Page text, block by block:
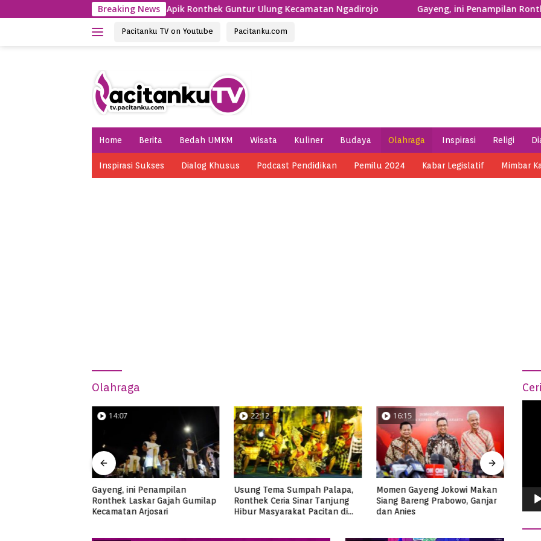
to
Breaking News
Penampilan Apik Ronthek Guntur Ulung Kecamatan Ngadirojo Gayeng, ini Penampilan Ronthek Laskar
Pacitanku TV on Youtube Pacitanku.com
Home Berita Bedah UMKM Wisata Kuliner Budaya Olahraga Inspirasi Religi
Inspirasi Sukses Dialog Khusus Podcast Pendidikan Pemilu 2024 Kabar Legislatif Mimbar
Olahraga
14:07
Gayeng, ini Penampilan
Ronthek Laskar Gajah Gumilap
Kecamatan Arjosari
22:12
Usung Tema Sumpah Palapa,
Ronthek Ceria Sinar Tanjung
Hibur Masyarakat Pacitan di
16:15
Momen Gayeng Jokowi Makan
Siang Bareng Prabowo, Ganjar
dan Anies